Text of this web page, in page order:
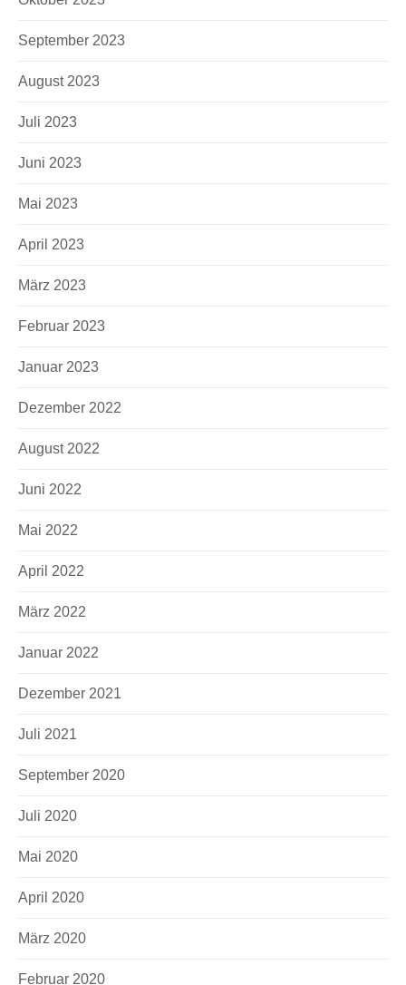
September 2023
August 2023
Juli 2023
Juni 2023
Mai 2023
April 2023
März 2023
Februar 2023
Januar 2023
Dezember 2022
August 2022
Juni 2022
Mai 2022
April 2022
März 2022
Januar 2022
Dezember 2021
Juli 2021
September 2020
Juli 2020
Mai 2020
April 2020
März 2020
Februar 2020